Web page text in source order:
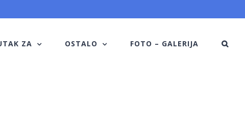
ZA OSTALO FOTO – GALERIJA